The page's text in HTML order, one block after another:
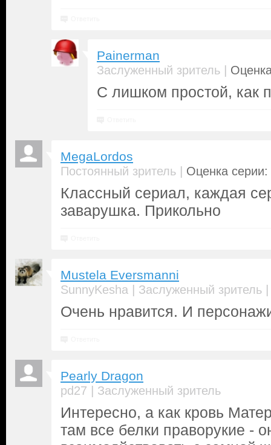
Painerman
Заслуженный зритель |
С лишком простой, как
MegaLordos
Постоянный зритель | Оценка серии:
Классный сериал, каждая
заварушка. Прикольно
Mustela Eversmanni
SunnyKesha | Заслуженный зритель
Очень нравится. И
Pearly Dragon
pd27 | Заслуженный зритель
Интересно, а как кровь
там все белки праворукие -